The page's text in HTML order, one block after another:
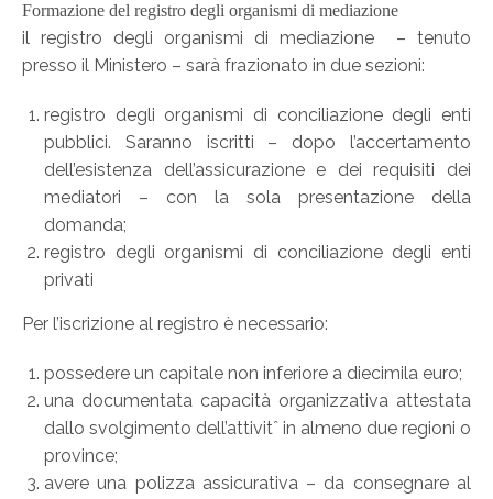
Formazione del registro degli organismi di mediazione
il registro degli organismi di mediazione – tenuto
presso il Ministero – sarà frazionato in due sezioni:
registro degli organismi di conciliazione degli enti
pubblici. Saranno iscritti – dopo l’accertamento
dell’esistenza dell’assicurazione e dei requisiti dei
mediatori – con la sola presentazione della
domanda;
registro degli organismi di conciliazione degli enti
privati
Per l’iscrizione al registro è necessario:
possedere un capitale non inferiore a diecimila euro;
una documentata capacità organizzativa attestata
dallo svolgimento dell’attivitˆ in almeno due regioni o
province;
avere una polizza assicurativa – da consegnare al